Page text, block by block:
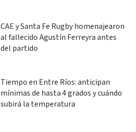
CAE y Santa Fe Rugby homenajearon
al fallecido Agustín Ferreyra antes
del partido
Tiempo en Entre Ríos: anticipan
mínimas de hasta 4 grados y cuándo
subirá la temperatura